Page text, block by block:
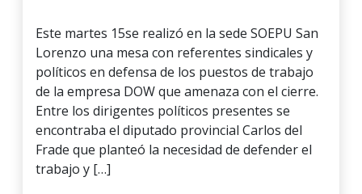
Este martes 15se realizó en la sede SOEPU San
Lorenzo una mesa con referentes sindicales y
políticos en defensa de los puestos de trabajo
de la empresa DOW que amenaza con el cierre.
Entre los dirigentes políticos presentes se
encontraba el diputado provincial Carlos del
Frade que planteó la necesidad de defender el
trabajo y […]